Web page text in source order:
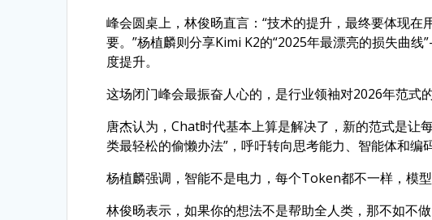
峰会圆桌上，林俊旸直言：“技术的提升，最终要体现
要。”杨植麟则分享Kimi K2的“2025年最漂亮的损失曲
度提升。
这场闭门峰会最振奋人心的，是行业领袖对2026年范式的
唐杰认为，Chat时代基本上算是解决了，新的范式是让
类最轻松的偷懒办法”，呼吁转向思考能力、智能体和编
杨植麟强调，智能不是电力，每个Token都不一样，模
林俊旸表示，如果你的想法不是帮助全人类，那不如不